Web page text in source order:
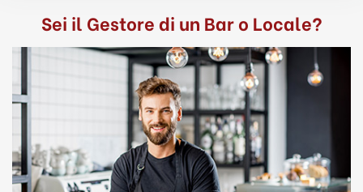
Sei il Gestore di un Bar o Locale?